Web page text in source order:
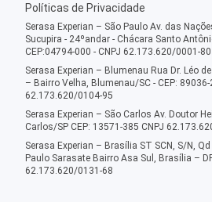
Políticas de Privacidade
Serasa Experian – São Paulo Av. das
Sucupira - 24ºandar - Chácara Santo
CEP:04794-000 - CNPJ 62.173.620/0001-80
Serasa Experian – Blumenau Rua Dr. Léo
– Bairro Velha, Blumenau/SC - CEP: 89036-
62.173.620/0104-95
Serasa Experian – São Carlos Av. Doutor
Carlos/SP CEP: 13571-385 CNPJ
Serasa Experian – Brasília ST SCN, S/N, Qd
Paulo Sarasate Bairro Asa Sul, Brasília –
62.173.620/0131-68